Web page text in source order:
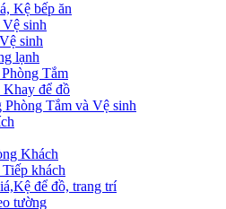
Kệ bếp ăn
sinh
sinh
lạnh
Tắm
để đồ
Tắm và Vệ sinh
Khách
khách
để đồ, trang trí
tường